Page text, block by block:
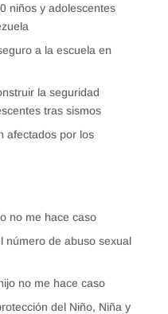
niños y adolescentes
a la escuela en
la seguridad
tras sismos
afectados por los
no me hace caso
número de abuso sexual
no me hace caso
del Niño, Niña y